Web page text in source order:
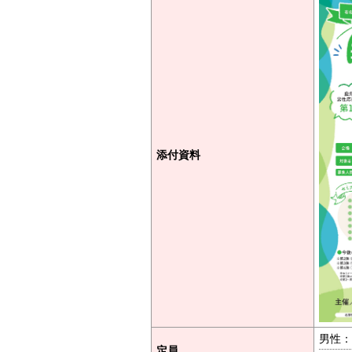
添付資料
男性